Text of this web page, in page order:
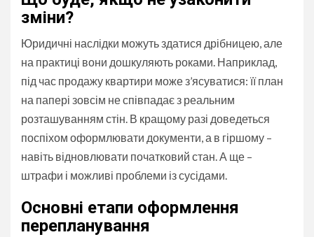
зміни?
Юридичні наслідки можуть здатися дрібницею, але
на практиці вони дошкуляють роками. Наприклад,
під час продажу квартири може з’ясуватися: її план
на папері зовсім не співпадає з реальним
розташуванням стін. В кращому разі доведеться
поспіхом оформлювати документи, а в гіршому –
навіть відновлювати початковий стан. А ще –
штрафи і можливі проблеми із сусідами.
Основні етапи оформлення
перепланування